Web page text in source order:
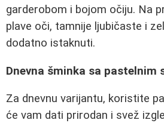
garderobom i bojom očiju. Na
plave oči, tamnije ljubičaste i
dodatno istaknuti.
Dnevna šminka sa pastelnim
Za dnevnu varijantu, koristite
će vam dati prirodan i svež